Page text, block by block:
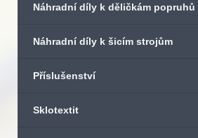
Náhradní díly k děličkám popruhů
Náhradní díly k šicím strojům
Příslušenství
Sklotextit